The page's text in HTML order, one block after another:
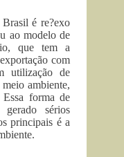
é re?exo
ao modelo de
que tem a
com
utilização de
ambiente,
forma de
sérios
principais é a